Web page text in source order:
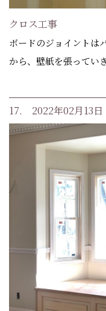
クロス工事
ボードのジョイントは
から、壁紙を張ってい
17. 2022年02月13日